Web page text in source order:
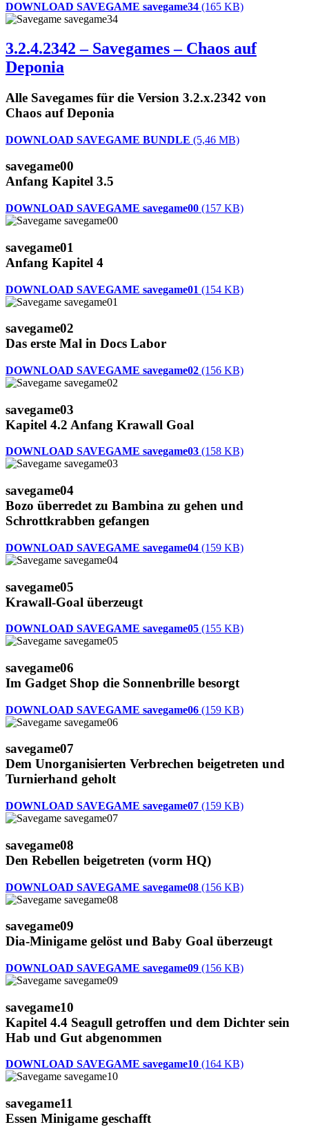
DOWNLOAD SAVEGAME savegame34 (165 KB)
3.2.4.2342 – Savegames – Chaos auf
Deponia
Alle Savegames für die Version 3.2.x.2342 von
Chaos auf Deponia
DOWNLOAD SAVEGAME BUNDLE (5,46 MB)
savegame00
Anfang Kapitel 3.5
DOWNLOAD SAVEGAME savegame00 (157 KB)
savegame01
Anfang Kapitel 4
DOWNLOAD SAVEGAME savegame01 (154 KB)
savegame02
Das erste Mal in Docs Labor
DOWNLOAD SAVEGAME savegame02 (156 KB)
savegame03
Kapitel 4.2 Anfang Krawall Goal
DOWNLOAD SAVEGAME savegame03 (158 KB)
savegame04
Bozo überredet zu Bambina zu gehen und
Schrottkrabben gefangen
DOWNLOAD SAVEGAME savegame04 (159 KB)
savegame05
Krawall-Goal überzeugt
DOWNLOAD SAVEGAME savegame05 (155 KB)
savegame06
Im Gadget Shop die Sonnenbrille besorgt
DOWNLOAD SAVEGAME savegame06 (159 KB)
savegame07
Dem Unorganisierten Verbrechen beigetreten und
Turnierhand geholt
DOWNLOAD SAVEGAME savegame07 (159 KB)
savegame08
Den Rebellen beigetreten (vorm HQ)
DOWNLOAD SAVEGAME savegame08 (156 KB)
savegame09
Dia-Minigame gelöst und Baby Goal überzeugt
DOWNLOAD SAVEGAME savegame09 (156 KB)
savegame10
Kapitel 4.4 Seagull getroffen und dem Dichter sein
Hab und Gut abgenommen
DOWNLOAD SAVEGAME savegame10 (164 KB)
savegame11
Essen Minigame geschafft